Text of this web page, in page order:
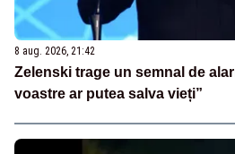
8 aug. 2026, 21:42
Zelenski trage un semnal de
voastre ar putea salva vieți”